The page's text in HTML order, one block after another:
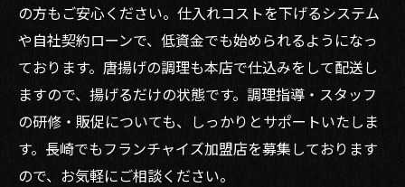
の方もご安心ください。仕入れコストを下げるシステム
や自社契約ローンで、低資金でも始められるようになっ
ております。唐揚げの調理も本店で仕込みをして配送し
ますので、揚げるだけの状態です。調理指導・スタッフ
の研修・販促についても、しっかりとサポートいたしま
す。長崎でもフランチャイズ加盟店を募集しております
ので、お気軽にご相談ください。